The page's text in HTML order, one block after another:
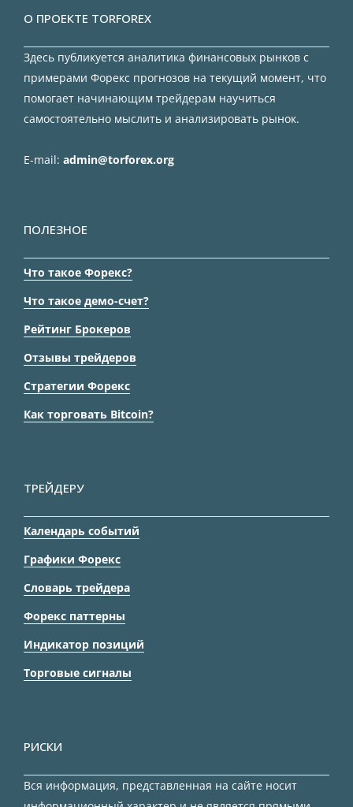
О ПРОЕКТЕ TORFOREX
Здесь публикуется аналитика финансовых рынков с
примерами Форекс прогнозов на текущий момент, что
помогает начинающим трейдерам научиться
самостоятельно мыслить и анализировать рынок.
E-mail: admin@torforex.org
ПОЛЕЗНОЕ
Что такое Форекс?
Что такое демо-счет?
Рейтинг Брокеров
Отзывы трейдеров
Стратегии Форекс
Как торговать Bitcoin?
ТРЕЙДЕРУ
Календарь событий
Графики Форекс
Словарь трейдера
Форекс паттерны
Индикатор позиций
Торговые сигналы
РИСКИ
Вся информация, представленная на сайте носит